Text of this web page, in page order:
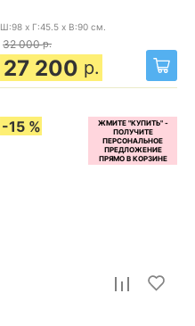
Ш:98 x Г:45.5 x В:90 см.
32 000 р.
27 200 р.
-15 %